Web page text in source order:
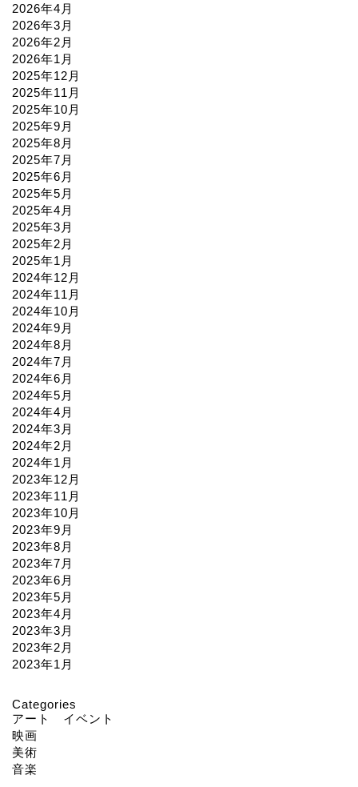
2026年4月
2026年3月
2026年2月
2026年1月
2025年12月
2025年11月
2025年10月
2025年9月
2025年8月
2025年7月
2025年6月
2025年5月
2025年4月
2025年3月
2025年2月
2025年1月
2024年12月
2024年11月
2024年10月
2024年9月
2024年8月
2024年7月
2024年6月
2024年5月
2024年4月
2024年3月
2024年2月
2024年1月
2023年12月
2023年11月
2023年10月
2023年9月
2023年8月
2023年7月
2023年6月
2023年5月
2023年4月
2023年3月
2023年2月
2023年1月
Categories
アート イベント
映画
美術
音楽